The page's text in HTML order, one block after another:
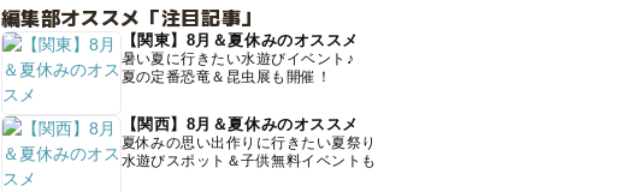
編集部オススメ「注目記事」
【関東】8月＆夏休みのオススメ
暑い夏に行きたい水遊びイベント♪
夏の定番恐竜＆昆虫展も開催！
【関西】8月＆夏休みのオススメ
夏休みの思い出作りに行きたい夏祭り
水遊びスポット＆子供無料イベントも